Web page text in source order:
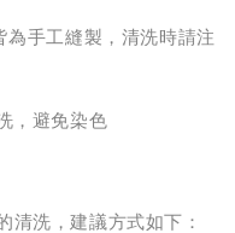
為手工縫製，清洗時請注
，避免染色
清洗，建議方式如下：